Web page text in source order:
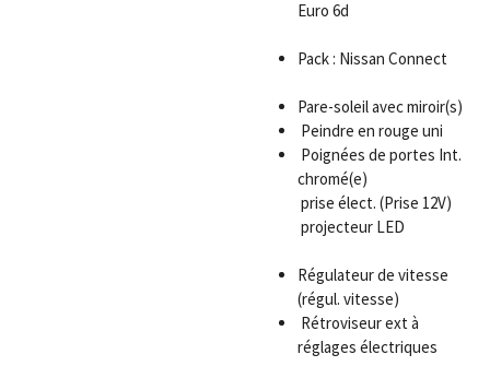
Euro 6d
Pack : Nissan Connect
Pare-soleil avec miroir(s)
Peindre en rouge uni
Poignées de portes Int.
chromé(e)
prise élect. (Prise 12V)
projecteur LED
Régulateur de vitesse
(régul. vitesse)
Rétroviseur ext à
réglages électriques